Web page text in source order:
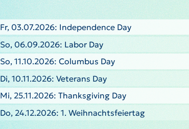
Fr, 03.07.2026: Independence Day
So, 06.09.2026: Labor Day
So, 11.10.2026: Columbus Day
Di, 10.11.2026: Veterans Day
Mi, 25.11.2026: Thanksgiving Day
Do, 24.12.2026: 1. Weihnachtsfeiertag